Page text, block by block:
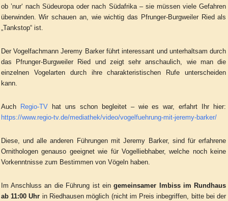
ob ’nur‘ nach Südeuropa oder nach Südafrika – sie müssen viele Gefahren
überwinden. Wir schauen an, wie wichtig das Pfrunger-Burgweiler Ried als
„Tankstop“ ist.
Der Vogelfachmann Jeremy Barker führt interessant und unterhaltsam durch
das Pfrunger-Burgweiler Ried und zeigt sehr anschaulich, wie man die
einzelnen Vogelarten durch ihre charakteristischen Rufe unterscheiden
kann.
Auch Regio-TVhat uns schon begleitet – wie es war, erfahrt Ihr hier:
https://www.regio-tv.de/mediathek/video/vogelfuehrung-mit-jeremy-barker/
Diese, und alle anderen Führungen mit Jeremy Barker, sind für erfahrene
Ornithologen genauso geeignet wie für Vogelliebhaber, welche noch keine
Vorkenntnisse zum Bestimmen von Vögeln haben.
Im Anschluss an die Führung ist eingemeinsamer Imbiss im Rundhaus
ab 11:00 Uhr in Riedhausen möglich (nicht im Preis inbegriffen, bitte bei der